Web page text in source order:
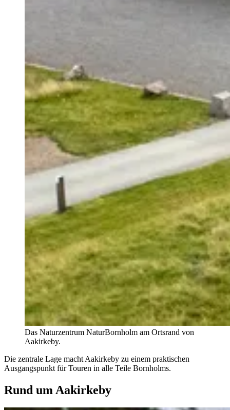
Das Naturzentrum NaturBornholm am Ortsrand von
Aakirkeby.
Die zentrale Lage macht Aakirkeby zu einem praktischen
Ausgangspunkt für Touren in alle Teile Bornholms.
Rund um Aakirkeby